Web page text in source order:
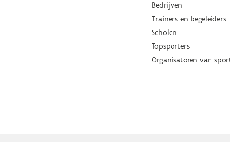
Bedrijven
Trainers en begeleiders
Scholen
Topsporters
Organisatoren van